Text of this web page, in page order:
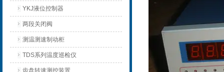
YKJ液位控制器
两段关闭阀
测温测速制动柜
TDS系列温度巡检仪
齿盘转速测控装置